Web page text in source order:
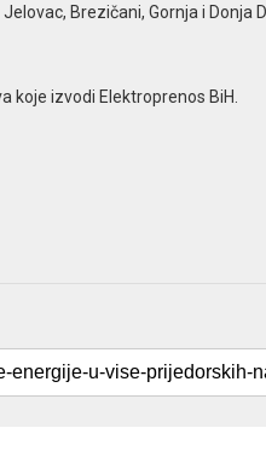
Brezičani, Gornja i Donja
koje izvodi Elektroprenos BiH.